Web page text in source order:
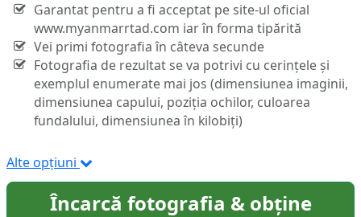
Garantat pentru a fi acceptat pe site-ul oficial
www.myanmarrtad.com iar în forma tipărită
Vei primi fotografia în câteva secunde
Fotografia de rezultat se va potrivi cu cerințele și
exemplul enumerate mai jos (dimensiunea imaginii,
dimensiunea capului, poziția ochilor, culoarea
fundalului, dimensiunea în kilobiți)
Alte opțiuni
Încarcă fotografia & obține